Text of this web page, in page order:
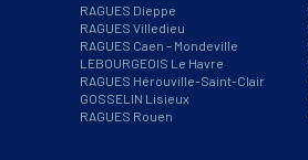
RAGUES Dieppe
RAGUES Villedieu
RAGUES Caen – Mondeville
LEBOURGEOIS Le Havre
RAGUES Hérouville-Saint-Clair
GOSSELIN Lisieux
RAGUES Rouen